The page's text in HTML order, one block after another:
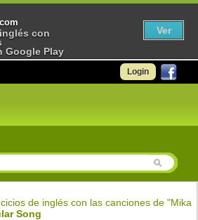
Login
de inglés con las canciones de "Mika
Song
con
Google Play
Ver